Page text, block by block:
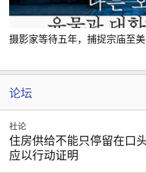
摄影家等待五年，捕捉宗庙至美
论坛
社论
住房供给不能只停留在口
应以行动证明